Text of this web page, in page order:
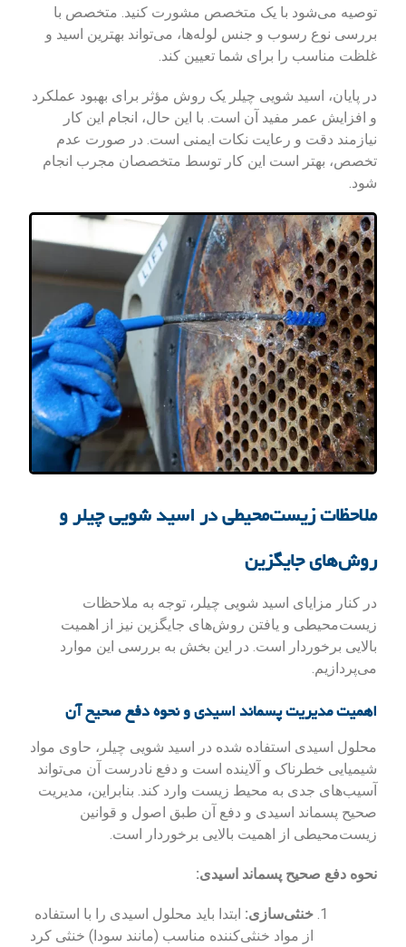
توصیه می‌شود با یک متخصص مشورت کنید. متخصص با
بررسی نوع رسوب و جنس لوله‌ها، می‌تواند بهترین اسید و
غلظت مناسب را برای شما تعیین کند.
در پایان، اسید شویی چیلر یک روش مؤثر برای بهبود عملکرد
و افزایش عمر مفید آن است. با این حال، انجام این کار
نیازمند دقت و رعایت نکات ایمنی است. در صورت عدم
تخصص، بهتر است این کار توسط متخصصان مجرب انجام
شود.
ملاحظات زیست‌محیطی در اسید شویی چیلر و
روش‌های جایگزین
در کنار مزایای اسید شویی چیلر، توجه به ملاحظات
زیست‌محیطی و یافتن روش‌های جایگزین نیز از اهمیت
بالایی برخوردار است. در این بخش به بررسی این موارد
می‌پردازیم.
اهمیت مدیریت پسماند اسیدی و نحوه دفع صحیح آن
محلول اسیدی استفاده شده در اسید شویی چیلر، حاوی مواد
شیمیایی خطرناک و آلاینده است و دفع نادرست آن می‌تواند
آسیب‌های جدی به محیط زیست وارد کند. بنابراین، مدیریت
صحیح پسماند اسیدی و دفع آن طبق اصول و قوانین
زیست‌محیطی از اهمیت بالایی برخوردار است.
نحوه دفع صحیح پسماند اسیدی:
خنثی‌سازی: ابتدا باید محلول اسیدی را با استفاده
از مواد خنثی‌کننده مناسب (مانند سودا) خنثی کرد